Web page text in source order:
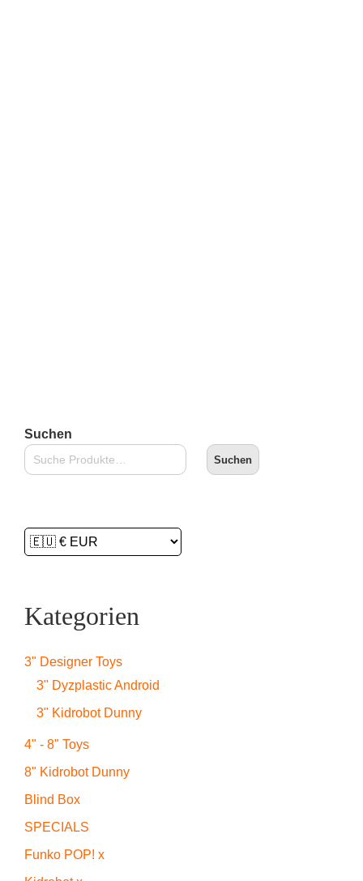
Suchen
Suchen
Kategorien
3" Designer Toys
3" Dyzplastic Android
3" Kidrobot Dunny
4" - 8" Toys
8" Kidrobot Dunny
Blind Box
SPECIALS
Funko POP! x